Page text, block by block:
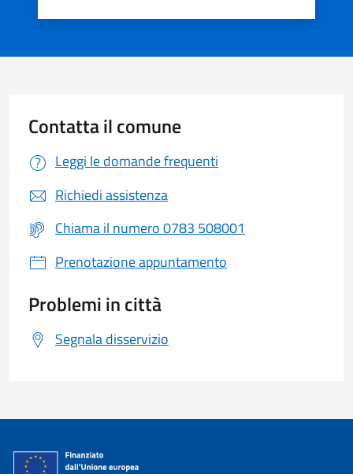
Contatta il comune
Leggi le domande frequenti
Richiedi assistenza
Chiama il numero 0783 508001
Prenotazione appuntamento
Problemi in città
Segnala disservizio